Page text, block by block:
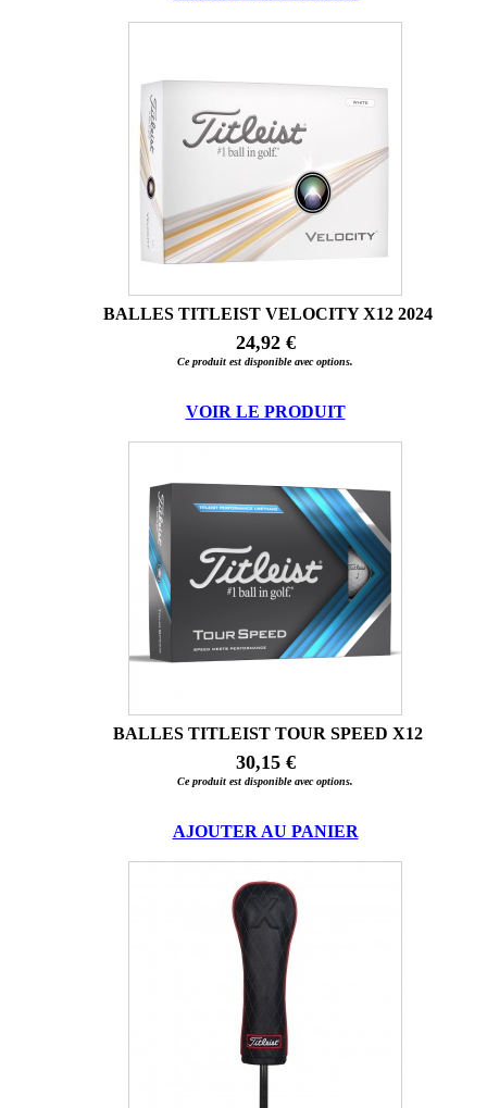
BALLES TITLEIST VELOCITY X12 2024
24,92 €
Ce produit est disponible avec options.
VOIR LE PRODUIT
BALLES TITLEIST TOUR SPEED X12
30,15 €
Ce produit est disponible avec options.
AJOUTER AU PANIER